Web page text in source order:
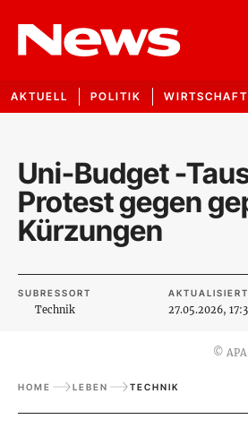
AKTUELL POLITIK WIRTSCHAFT
Uni-Budget -
Protest gegen
Kürzungen
SUBRESSORT
Technik
AKTUALISIERT
27.05.2026,
©
HOME LEBEN TECHNIK